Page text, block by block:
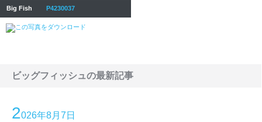
Big Fish P4230037
ビッグフィッシュの最新記事
2026年8月7日